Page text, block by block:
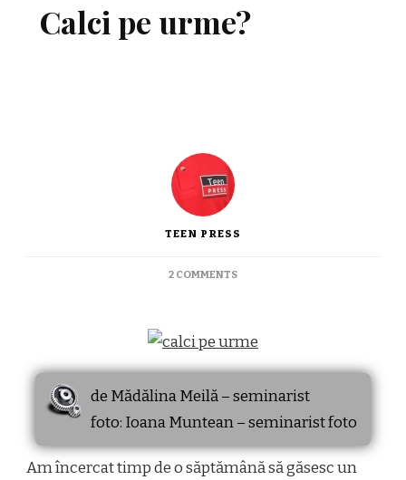
Calci pe urme?
TEEN PRESS
2 COMMENTSON
de Mădălina Meilă – seminarist
foto: Ioana Muntean – seminarist foto
Am încercat timp de o săptămână să găsesc un